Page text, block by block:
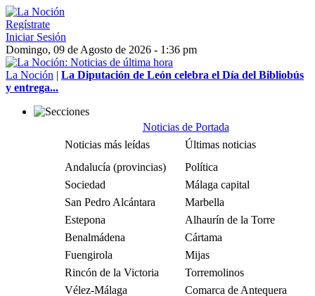
Regístrate
Iniciar Sesión
Domingo, 09 de Agosto de 2026 - 1:36 pm
La Noción | La Diputación de León celebra el Día del Bibliobús
y entrega...
Noticias de Portada
Noticias más leídas
Últimas noticias
Andalucía (provincias)
Política
Sociedad
Málaga capital
San Pedro Alcántara
Marbella
Estepona
Alhaurín de la Torre
Benalmádena
Cártama
Fuengirola
Mijas
Rincón de la Victoria
Torremolinos
Vélez-Málaga
Comarca de Antequera